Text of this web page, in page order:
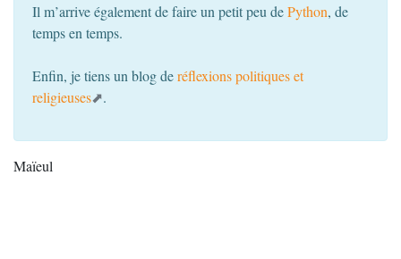
Il m’arrive également de faire un petit peu dePython, de
temps en temps.
Enfin, je tiens un blog deréflexions politiques et
religieuses
.
Maïeul